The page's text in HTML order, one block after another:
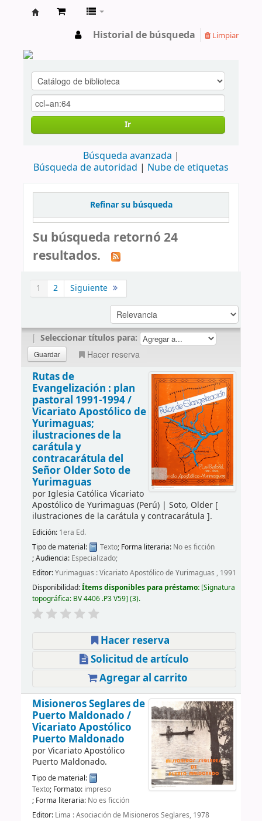
Historial de búsqueda Limpiar
Ir
Búsqueda avanzada
Búsqueda de autoridad
Nube de etiquetas
Refinar su búsqueda
Su búsqueda retornó 24
resultados.
1 2 Siguiente
| Seleccionar títulos para:
Hacer reserva
Rutas de
Evangelización : plan
pastoral 1991-1994 /
Vicariato Apostólico de
Yurimaguas;
ilustraciones de la
carátula y
contracarátula del
Señor Older Soto de
Yurimaguas
porIglesia Católica Vicariato
Apostólico de Yurimaguas (Perú)| Soto, Older[
ilustraciones de la carátula y contracarátula ].
Edición: 1era Ed.
Tipo de material:
Texto; Forma literaria: No es ficción
; Audiencia: Especializado;
Editor:Yurimaguas : Vicariato Apostólico de Yurimaguas , 1991
Disponibilidad:Ítems disponibles para préstamo: Signatura
topográfica: BV 4406 .P3 V59 (3).
Hacer reserva
Solicitud de artículo
Agregar al carrito
Misioneros Seglares de
Puerto Maldonado /
Vicariato Apostólico
Puerto Maldonado
porVicariato Apostólico
Puerto Maldonado.
Tipo de material:
Texto; Formato: impreso
; Forma literaria: No es ficción
Editor: Lima : Asociación de Misioneros Seglares, 1978